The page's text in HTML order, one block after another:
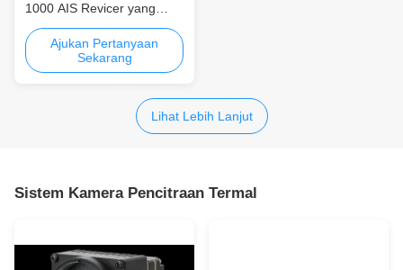
1000 AIS Revicer yang
hemat biaya 156.025MHz ~
162.025MHz untuk
Berbagai Kapal GMDSS
Ajukan Pertanyaan
Sekarang
Lihat Lebih Lanjut
Sistem Kamera Pencitraan Termal